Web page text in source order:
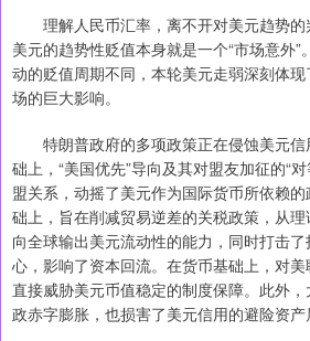
理解人民币汇率，离不开对美元趋势的
美元的趋势性贬值本身就是一个“市场意外
动的贬值周期不同，本轮美元走弱深刻体
场的巨大影响。
特朗普政府的多项政策正在侵蚀美元信
础上，“美国优先”导向及其对盟友加征的“
盟关系，动摇了美元作为国际货币所依赖
础上，旨在削减贸易逆差的关税政策，从
向全球输出美元流动性的能力，同时打击
心，影响了资本回流。在货币基础上，对美
直接威胁美元币值稳定的制度保障。此外
政赤字膨胀，也损害了美元信用的避险资产